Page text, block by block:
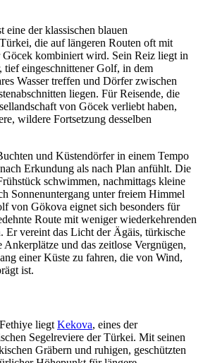
eine der klassischen blauen
die auf längeren Routen oft mit
kombiniert wird. Sein Reiz liegt in
tief eingeschnittener Golf, in dem
Wasser treffen und Dörfer zwischen
liegen. Für Reisende, die
von Göcek verliebt haben,
wildere Fortsetzung desselben
und Küstendörfer in einem Tempo
Erkundung als nach Plan anfühlt. Die
schwimmen, nachmittags kleine
Sonnenuntergang unter freiem Himmel
von Gökova eignet sich besonders für
Route mit weniger wiederkehrenden
Er vereint das Licht der Ägäis, türkische
und das zeitlose Vergnügen,
einer Küste zu fahren, die von Wind,
ist.
liegt Kekova, eines der
Segelreviere der Türkei. Mit seinen
Gräbern und ruhigen, geschützten